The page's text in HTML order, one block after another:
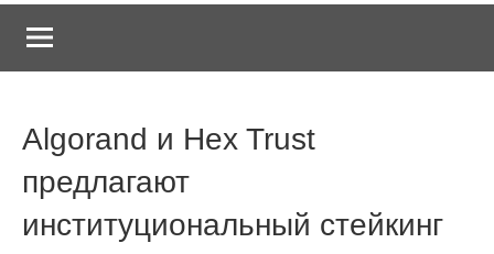
Algorand и Hex Trust
предлагают
институциональный стейкинг